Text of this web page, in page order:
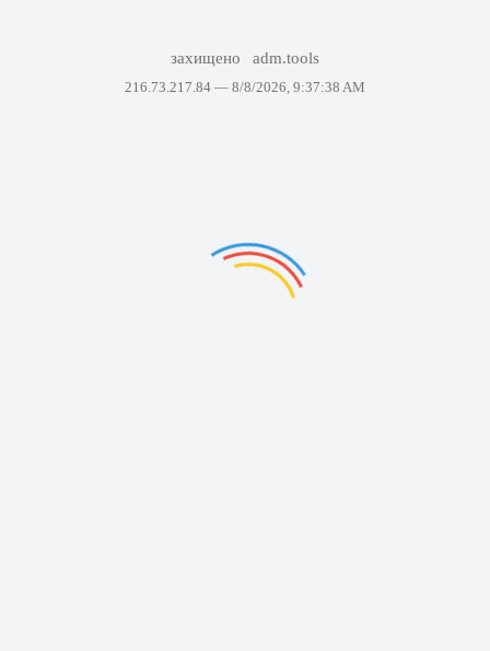
захищено adm.tools
216.73.217.84 — 8/8/2026, 9:37:38 AM